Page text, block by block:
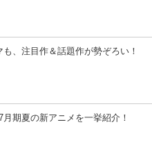
、注目作＆話題作が勢ぞろい！
月期夏の新アニメを一挙紹介！